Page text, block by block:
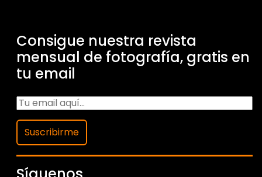
Consigue nuestra revista
mensual de fotografía, gratis en
tu email
Suscribirme